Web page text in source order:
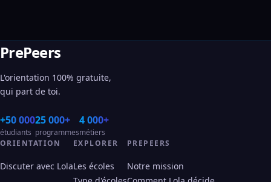
PrePeers
L'orientation 100% gratuite,
qui part de toi.
+50 000
étudiants
25 000+
programmes
4 000+
métiers
ORIENTATION
Discuter avec Lola
EXPLORER
Les écoles
PREPEERS
Notre mission